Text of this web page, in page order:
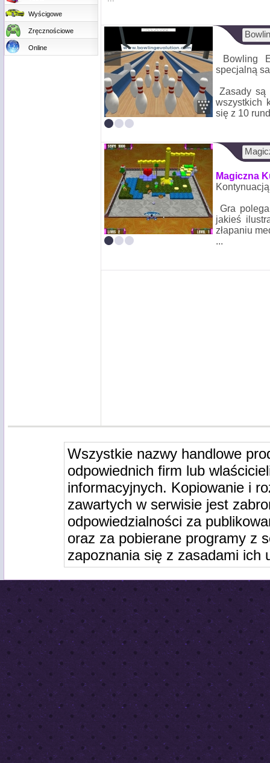
Wyścigowe
Zręcznościowe
Online
Bowling
specjalną
Zasady są
wszystkich
się z 10
Magiczna
Gra
jakieś
złapaniu
...
Wszystkie nazwy handlowe
odpowiednich firm lub
informacyjnych. Kopiowanie i
zawartych w serwisie jest
odpowiedzialności za
oraz za pobierane programy z
zapoznania się z zasadami ich